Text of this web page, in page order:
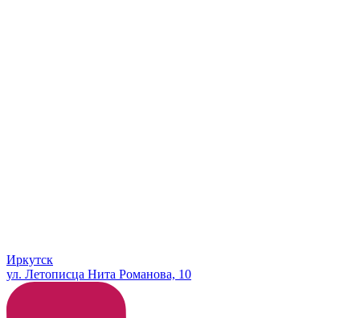
Иркутск
ул. Летописца Нита Романова, 10